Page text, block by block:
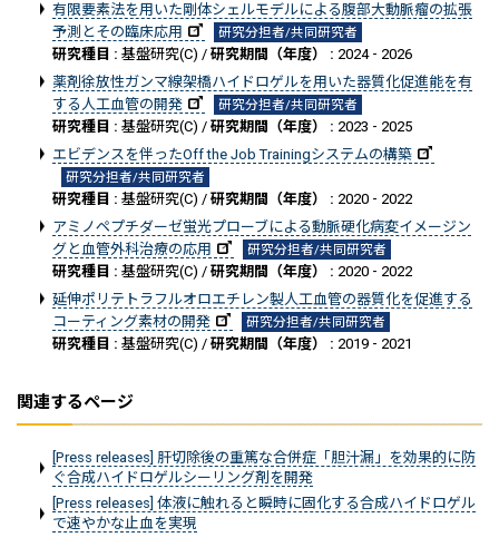
有限要素法を用いた剛体シェルモデルによる腹部大動脈瘤の拡張
予測とその臨床応用
研究分担者/共同研究者
研究種目 : 基盤研究(C) / 研究期間（年度） : 2024 - 2026
薬剤徐放性ガンマ線架橋ハイドロゲルを用いた器質化促進能を有
する人工血管の開発
研究分担者/共同研究者
研究種目 : 基盤研究(C) / 研究期間（年度） : 2023 - 2025
エビデンスを伴ったOff the Job Trainingシステムの構築
研究分担者/共同研究者
研究種目 : 基盤研究(C) / 研究期間（年度） : 2020 - 2022
アミノペプチダーゼ蛍光プローブによる動脈硬化病変イメージン
グと血管外科治療の応用
研究分担者/共同研究者
研究種目 : 基盤研究(C) / 研究期間（年度） : 2020 - 2022
延伸ポリテトラフルオロエチレン製人工血管の器質化を促進する
コーティング素材の開発
研究分担者/共同研究者
研究種目 : 基盤研究(C) / 研究期間（年度） : 2019 - 2021
関連するページ
[Press releases] 肝切除後の重篤な合併症「胆汁漏」を効果的に防
ぐ合成ハイドロゲルシーリング剤を開発
[Press releases] 体液に触れると瞬時に固化する合成ハイドロゲル
で速やかな止血を実現